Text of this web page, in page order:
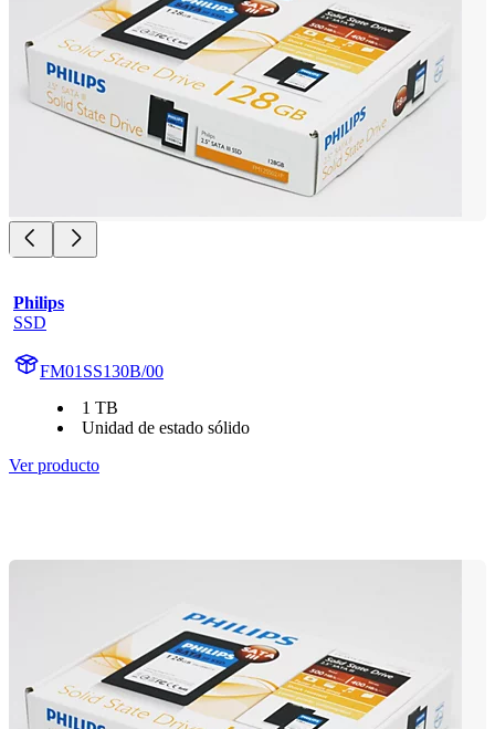
Philips
SSD
FM01SS130B/00
1 TB
Unidad de estado sólido
Ver producto